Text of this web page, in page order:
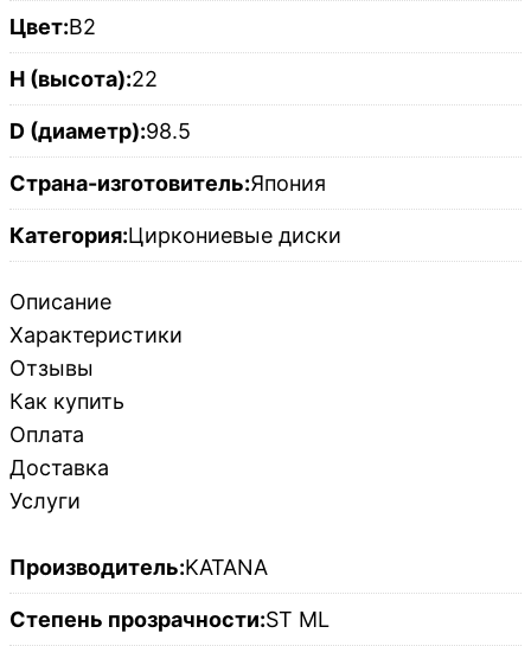
Цвет:B2
H (высота):22
D (диаметр):98.5
Страна-изготовитель:Япония
Категория:Циркониевые диски
Описание
Характеристики
Отзывы
Как купить
Оплата
Доставка
Услуги
Производитель:KATANA
Степень прозрачности:ST ML